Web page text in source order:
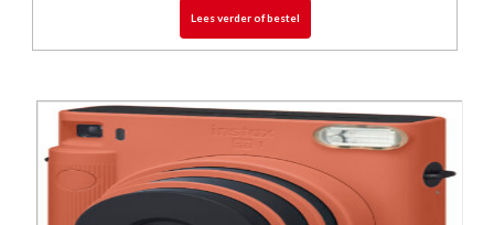
Lees verder of bestel